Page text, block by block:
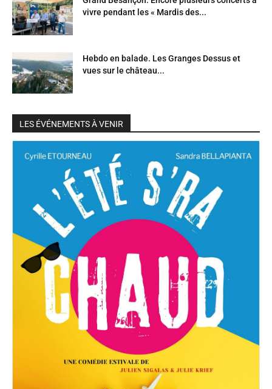
vivre pendant les « Mardis des...
Hebdo en balade. Les Granges Dessus et
vues sur le château...
LES ÉVÉNEMENTS À VENIR